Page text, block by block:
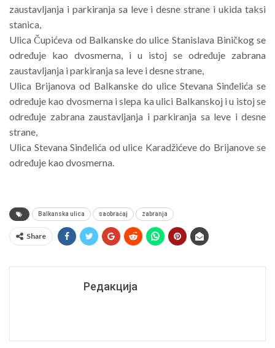
zaustavljanja i parkiranja sa leve i desne strane i ukida taksi
stanica,
Ulica Čupićeva od Balkanske do ulice Stanislava Biničkog se
određuje kao dvosmerna, i u istoj se određuje zabrana
zaustavljanja i parkiranja sa leve i desne strane,
Ulica Brijanova od Balkanske do ulice Stevana Sinđelića se
određuje kao dvosmerna i slepa ka ulici Balkanskoj i u istoj se
određuje zabrana zaustavljanja i parkiranja sa leve i desne
strane,
Ulica Stevana Sinđelića od ulice Karadžićeve do Brijanove se
određuje kao dvosmerna.
Balkanska ulica saobraćaj zabranja
Share
Редакција